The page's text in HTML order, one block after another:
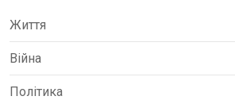
Життя
Війна
Політика